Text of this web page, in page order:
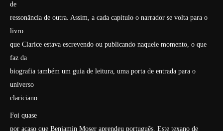
de
ressonância de outra. Assim, a cada capítulo o narrador se volta para o
livro
que Clarice estava escrevendo ou publicando naquele momento, o que
faz da
biografia também um guia de leitura, uma porta de entrada para o
universo
clariciano.
Foi quase
por acaso que Benjamin Moser aprendeu português. Este texano de